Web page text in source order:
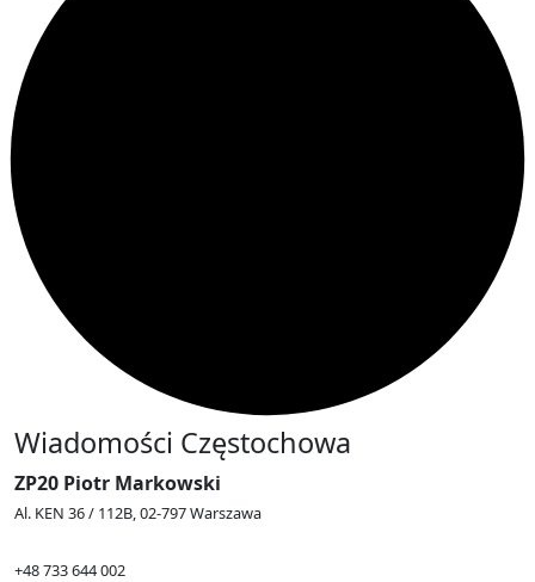
Wiadomości Częstochowa
ZP20 Piotr Markowski
Al. KEN 36 / 112B, 02-797 Warszawa
+48 733 644 002